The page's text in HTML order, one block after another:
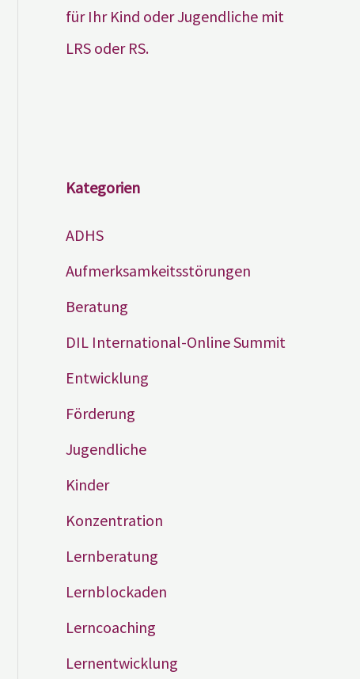
für Ihr Kind oder Jugendliche mit
LRS oder RS.
Kategorien
ADHS
Aufmerksamkeitsstörungen
Beratung
DIL International-Online Summit
Entwicklung
Förderung
Jugendliche
Kinder
Konzentration
Lernberatung
Lernblockaden
Lerncoaching
Lernentwicklung